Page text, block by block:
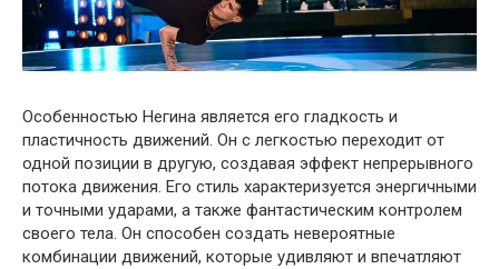
Особенностью Негина является его гладкость и
пластичность движений. Он с легкостью переходит от
одной позиции в другую, создавая эффект непрерывного
потока движения. Его стиль характеризуется энергичными
и точными ударами, а также фантастическим контролем
своего тела. Он способен создать невероятные
комбинации движений, которые удивляют и впечатляют